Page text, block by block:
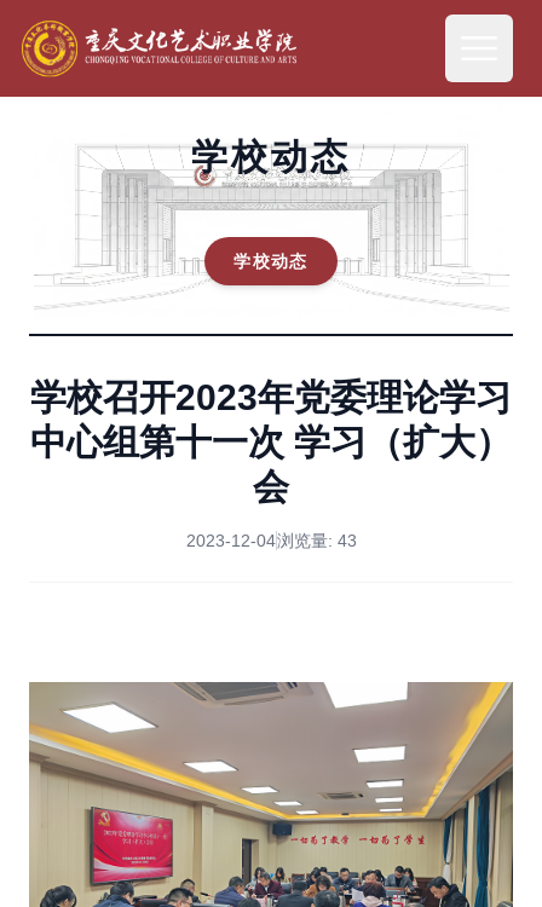
学校动态
学校动态
学校召开2023年党委理论学习
中心组第十一次 学习（扩大）
会
2023-12-04浏览量: 43